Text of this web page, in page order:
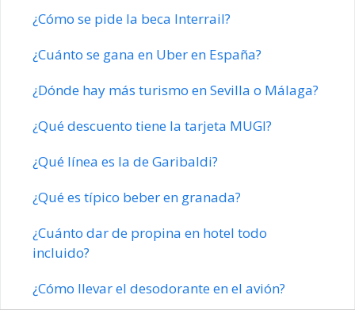
¿Cómo se pide la beca Interrail?
¿Cuánto se gana en Uber en España?
¿Dónde hay más turismo en Sevilla o Málaga?
¿Qué descuento tiene la tarjeta MUGI?
¿Qué línea es la de Garibaldi?
¿Qué es típico beber en granada?
¿Cuánto dar de propina en hotel todo
incluido?
¿Cómo llevar el desodorante en el avión?